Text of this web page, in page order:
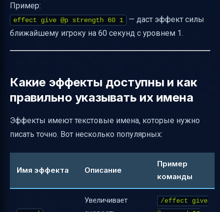
Пример:
effect give @p strength 60 1
— даст эффект силы
ближайшему игроку на 60 секунд с уровнем 1.
Какие эффекты доступны и как
правильно указывать их имена
Эффекты имеют текстовые имена, которые нужно
писать точно. Вот несколько популярных:
Имя эффекта Описание
Пример
команды
Увеличивает
/effect give